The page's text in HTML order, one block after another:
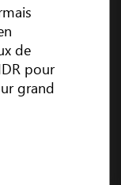
de
pour
grand